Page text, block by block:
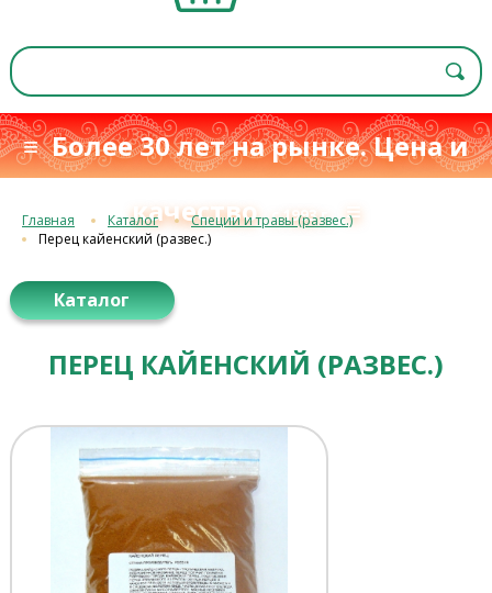
≡ Более 30 лет на рынке. Цена и
качествос 1993 г.≡
Главная Каталог
Специи и травы (развес.)
Перец кайенский (развес.)
Каталог
ПЕРЕЦ КАЙЕНСКИЙ (РАЗВЕС.)